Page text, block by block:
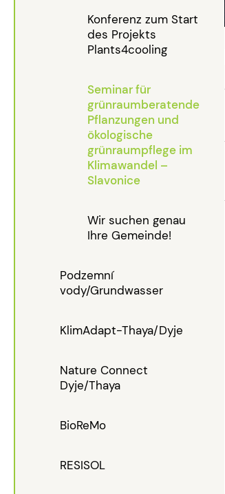
Konferenz zum Start
des Projekts
Plants4cooling
Seminar für
grünraumberatende
Pflanzungen und
ökologische
grünraumpflege im
Klimawandel –
Slavonice
Wir suchen genau
Ihre Gemeinde!
Podzemní
vody/Grundwasser
KlimAdapt-Thaya/Dyje
Nature Connect
Dyje/Thaya
BioReMo
RESISOL